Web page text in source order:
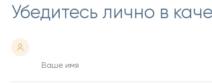
Убедитесь лично в